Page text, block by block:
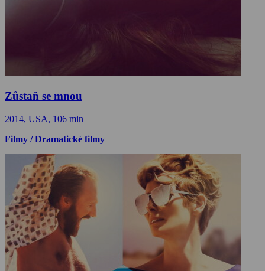
Zůstaň se mnou
2014, USA, 106 min
Filmy / Dramatické filmy